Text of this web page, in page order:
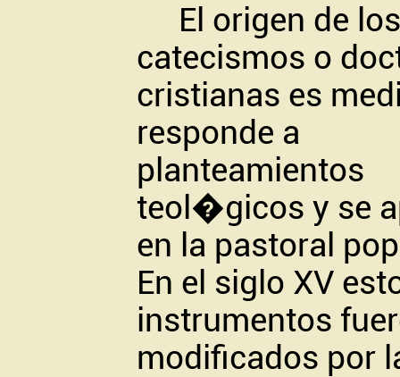
El origen de los
catecismos o
cristianas es
responde a
planteamientos
teol�gicos y se
en la pastoral
En el siglo XV
instrumentos
modificados por